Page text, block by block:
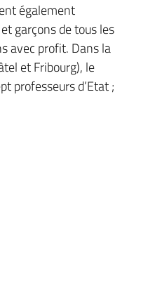
également
garçons de tous les
avec profit. Dans la
et Fribourg), le
professeurs d’Etat ;